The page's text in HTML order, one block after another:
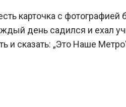
карточка с фотографией
день садился и ехал
и сказать: „Это Наше